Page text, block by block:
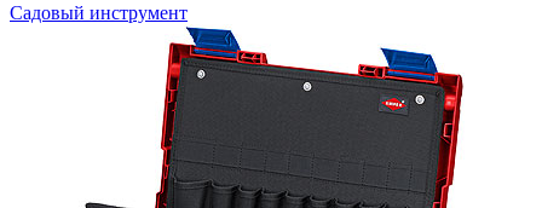
Садовый инструмент